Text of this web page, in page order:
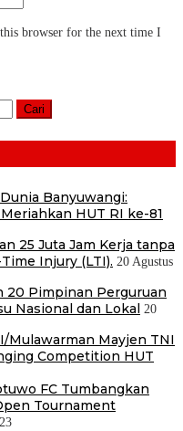
browser for the next time I
Banyuwangi:
HUT RI ke-81
25 Juta Jam Kerja tanpa
Injury (LTI). 20 Agustus
20 Pimpinan Perguruan
Nasional dan Lokal 20
Mulawarman Mayjen TNI
Competition HUT
FC Tumbangkan
Tournament